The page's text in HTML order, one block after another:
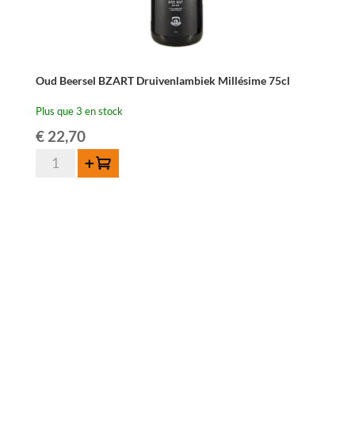
Oud Beersel BZART Druivenlambiek Millésime 75cl
Plus que 3 en stock
€22,70
quantité
Ajouter au panier